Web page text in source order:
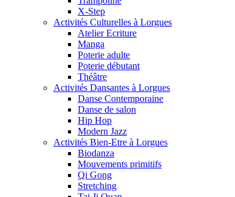
X-Step
Activités Culturelles à Lorgues
Atelier Ecriture
Manga
Poterie adulte
Poterie débutant
Théâtre
Activités Dansantes à Lorgues
Danse Contemporaine
Danse de salon
Hip Hop
Modern Jazz
Activités Bien-Etre à Lorgues
Biodanza
Mouvements primitifs
Qi Gong
Stretching